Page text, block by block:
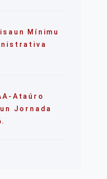
Mínimu
Ataúro
Jornada